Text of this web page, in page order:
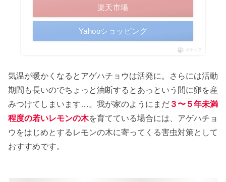
楽天市場
Yahooショッピング
ポチップ
気温が暖かくなるとアゲハチョウは活発に。さらには活動
期間も長いのでちょっと油断するとあっという間に卵を産
みつけてしまいます…。我が家のようにまだ ３〜５年未満
程度の若いレモンの木を育てている場合には、アゲハチョ
ウをはじめとするレモンの木に寄ってくる害虫対策として
おすすめです。